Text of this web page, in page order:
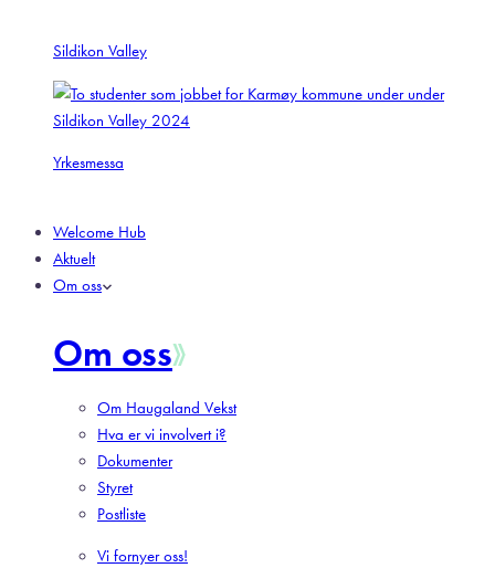
Sildikon Valley
Yrkesmessa
Welcome Hub
Aktuelt
Om oss
Om oss
Om Haugaland Vekst
Hva er vi involvert i?
Dokumenter
Styret
Postliste
Vi fornyer oss!